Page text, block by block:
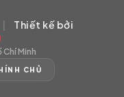
| Thiết kế bởi
Minh
CHỦ